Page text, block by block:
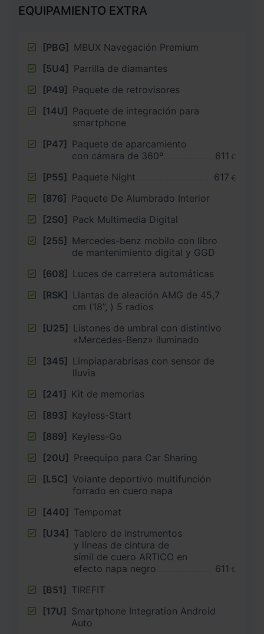
EQUIPAMIENTO EXTRA
[PBG] MBUX Navegación Premium
[5U4] Parrilla de diamantes
[P49] Paquete de retrovisores
[14U] Paquete de integración para
smartphone
[P47] Paquete de aparcamiento
con cámara de 360º
611 €
[P55] Paquete Night 617 €
[876] Paquete De Alumbrado Interior
[2S0] Pack Multimedia Digital
[255] Mercedes-benz mobilo con libro
de mantenimiento digital y GGD
[608] Luces de carretera automáticas
[RSK] Llantas de aleación AMG de 45,7
cm (18”, ) 5 radios
[U25] Listones de umbral con distintivo
«Mercedes-Benz» iluminado
[345] Limpiaparabrisas con sensor de
lluvia
[241] Kit de memorias
[893] Keyless-Start
[889] Keyless-Go
[20U] Preequipo para Car Sharing
[L5C] Volante deportivo multifunción
forrado en cuero napa
[440] Tempomat
[U34] Tablero de instrumentos
y líneas de cintura de
símil de cuero ARTICO en
efecto napa negro
611 €
[B51] TIREFIT
[17U] Smartphone Integration Android
Auto